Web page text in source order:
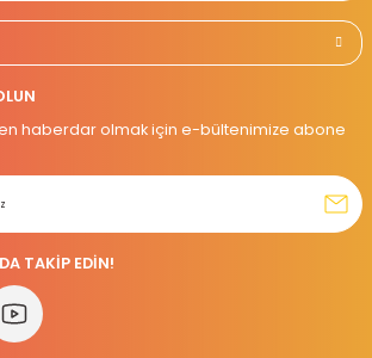
haberdar olmak için e-bültenimize abone
TAKİP EDİN!